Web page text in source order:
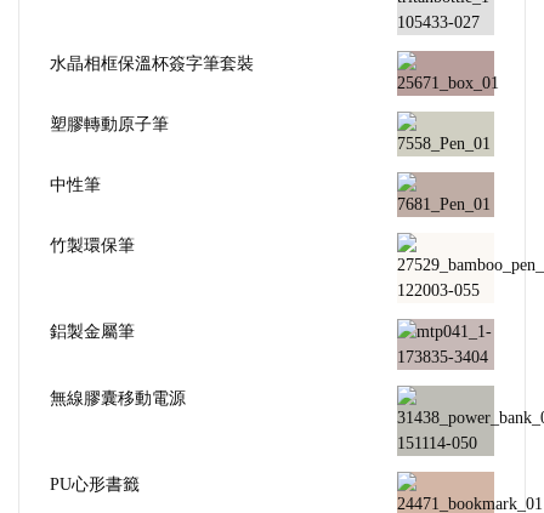
水晶相框保溫杯簽字筆套裝
塑膠轉動原子筆
中性筆
竹製環保筆
鋁製金屬筆
無線膠囊移動電源
PU心形書籤